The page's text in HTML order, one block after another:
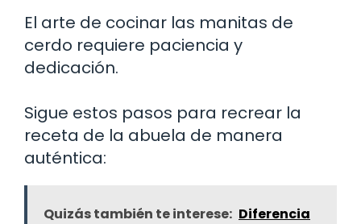
El arte de cocinar las manitas de
cerdo requiere paciencia y
dedicación.
Sigue estos pasos para recrear la
receta de la abuela de manera
auténtica:
Quizás también te interese: Diferencia